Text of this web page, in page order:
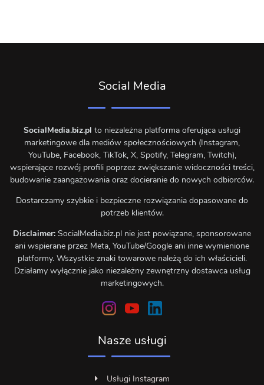
Social Media
SocialMedia.biz.pl to niezależna platforma oferująca usługi
marketingowe dla mediów społecznościowych (Instagram,
YouTube, Facebook, TikTok, X, Spotify, Telegram, Twitch),
wspierające rozwój profili poprzez zwiększanie widoczności treści,
budowanie zaangażowania oraz docieranie do nowych odbiorców.
Dostarczamy szybkie i bezpieczne rozwiązania dopasowane do
potrzeb klientów.
Disclaimer: SocialMedia.biz.pl nie jest powiązane, sponsorowane
ani wspierane przez Meta, YouTube/Google ani inne wymienione
platformy. Wszystkie znaki towarowe należą do ich właścicieli.
Działamy wyłącznie jako niezależny zewnętrzny dostawca usług
marketingowych.
Nasze usługi
Usługi Instagram